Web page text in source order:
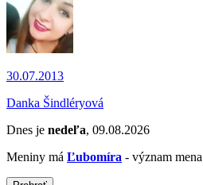
30.07.2013
Danka Šindléryová
Dnes je nedeľa, 09.08.2026
Meniny má Ľubomíra - význam mena